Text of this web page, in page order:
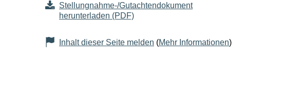
Stellungnahme-/Gutachtendokument
herunterladen (PDF)
Inhalt dieser Seite melden (Mehr Informationen)